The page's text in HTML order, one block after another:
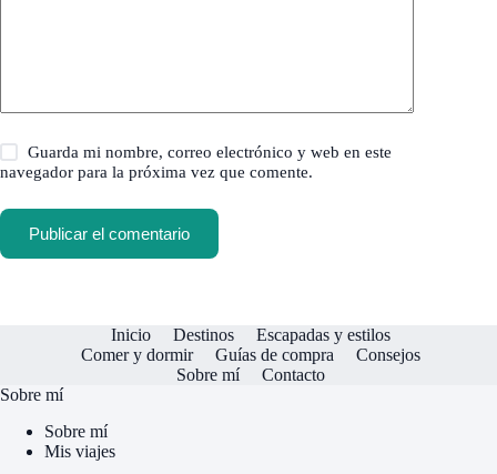
Guarda mi nombre, correo electrónico y web en este
navegador para la próxima vez que comente.
Publicar el comentario
Inicio Destinos
Escapadas y estilos
Comer y dormir
Guías de compra
Consejos
Sobre mí
Contacto
Sobre mí
Sobre mí
Mis viajes